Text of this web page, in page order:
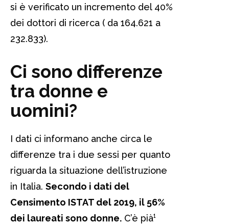
si è verificato un incremento del 40%
dei dottori di ricerca ( da 164.621 a
232.833).
Ci sono differenze
tra donne e
uomini?
I dati ci informano anche circa le
differenze tra i due sessi per quanto
riguarda la situazione dell’istruzione
in Italia. Secondo i dati del
Censimento ISTAT del 2019, il 56%
dei laureati sono donne. C’è pià¹